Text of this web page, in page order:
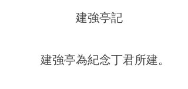
建強亭記
建強亭為紀念丁君所建。